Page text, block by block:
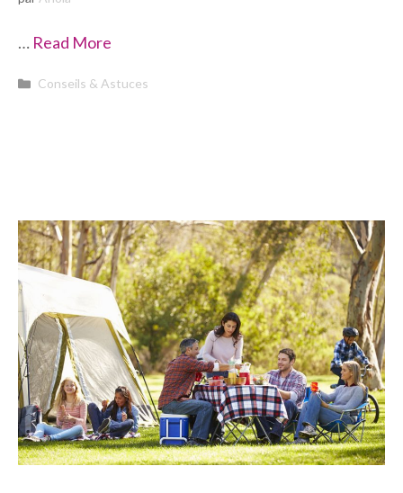
… Read More
Catégories
Conseils & Astuces